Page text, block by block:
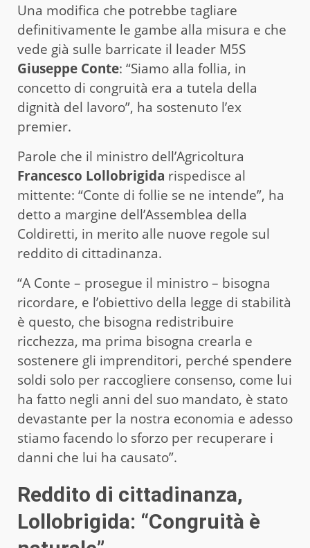
Una modifica che potrebbe tagliare
definitivamente le gambe alla misura e che
vede già sulle barricate il leader M5S
Giuseppe Conte: “Siamo alla follia, in
concetto di congruità era a tutela della
dignità del lavoro”, ha sostenuto l’ex
premier.
Parole che il ministro dell’Agricoltura
Francesco Lollobrigida rispedisce al
mittente: “Conte di follie se ne intende”, ha
detto a margine dell’Assemblea della
Coldiretti, in merito alle nuove regole sul
reddito di cittadinanza.
“A Conte – prosegue il ministro – bisogna
ricordare, e l’obiettivo della legge di stabilità
è questo, che bisogna redistribuire
ricchezza, ma prima bisogna crearla e
sostenere gli imprenditori, perché spendere
soldi solo per raccogliere consenso, come lui
ha fatto negli anni del suo mandato, è stato
devastante per la nostra economia e adesso
stiamo facendo lo sforzo per recuperare i
danni che lui ha causato”.
Reddito di cittadinanza,
Lollobrigida: “Congruità è